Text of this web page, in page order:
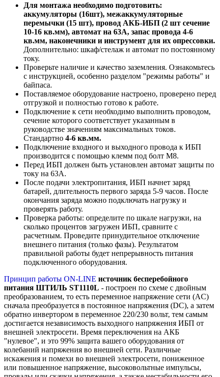
Для монтажа необходимо подготовить:
аккумуляторы (16шт), межаккумуляторные
перемычки (15 шт), провод АКБ-ИБП (2 шт сечение
10-16 кв.мм), автомат на 63А, запас провода 4-6
кв.мм, наконечники и инструмент для их опрессовки.
Дополнительно: шкаф/стелаж и автомат по постоянному
току.
Проверьте наличие и качество заземления. Ознакомьтесь
с инструкцией, особенно разделом "режимы работы" и
байпаса.
Поставляемое оборудование настроено, проверено перед
отгрузкой и полностью готово к работе.
Подключение к сети необходимо выполнить проводом,
сечение которого соответствует указанным в
руководстве значениям максимальных токов.
Стандартно 4-6 кв.мм.
Подключение входного и выходного провода к ИБП
производится с помощью клемм под болт М8.
Перед ИБП должен быть установлен автомат защиты по
току на 63А.
После подачи электропитания, ИБП начнет заряд
батарей, длительность первого заряда 5-9 часов. После
окончания заряда можно подключать нагрузку и
проверять работу.
Проверка работы: определите по шкале нагрузки, на
сколько процентов загружен ИБП, сравните с
расчетным. Проведите принудительное отключение
внешнего питания (только фазы). Результатом
правильной работы будет непрерывность питания
подключенного оборудования.
Принцип работы ON-LINE источник бесперебойного
питания ШТИЛЬ ST1110L - построен по схеме с двойным
преобразованием, то есть переменное напряжение сети (AC)
сначала преобразуется в постоянное напряжения (DC), а затем
обратно инвертором в переменное 220/230 вольт, тем самым
достигается независимость выходного напряжения ИБП от
внешней электросети. Время переключения на АКБ
"нулевое", и это 99% защита вашего оборудования от
колебаний напряжения во внешней сети. Различные
искажения и помехи во внешней электросети, пониженное
или повышенное напряжение, высоковольтные импульсы,